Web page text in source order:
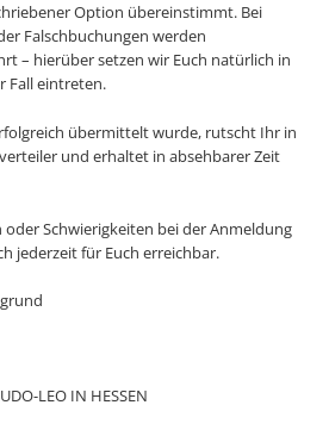
Option übereinstimmt. Bei
Falschbuchungen werden
– hierüber setzen wir Euch natürlich in
Fall eintreten.
übermittelt wurde, rutscht Ihr in
und erhaltet in absehbarer Zeit
Schwierigkeiten bei der Anmeldung
jederzeit für Euch erreichbar.
LEO IN HESSEN